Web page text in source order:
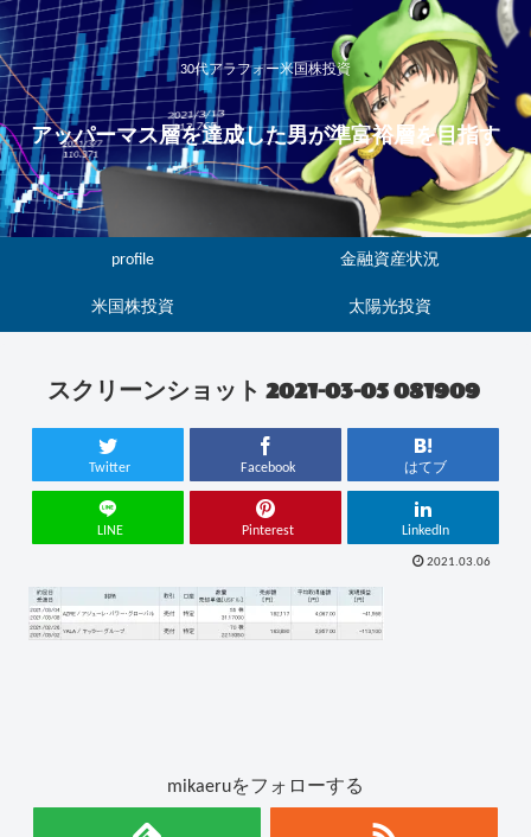
30代アラフォー米国株投資
アッパーマス層を達成した男が準富裕層を目指す
profile 金融資産状況
米国株投資 太陽光投資
スクリーンショット 2021-03-05 081909
Twitter Facebook はてブ
LINE Pinterest LinkedIn
2021.03.06
mikaeruをフォローする